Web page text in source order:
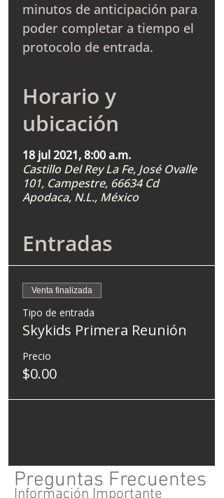
minutos de anticipación para
poder completar a tiempo el
protocolo de entrada.
Horario y
ubicación
18 jul 2021, 8:00 a.m.
Castillo Del Rey La Fe, José Ovalle
101, Campestre, 66634 Cd
Apodaca, N.L., México
Entradas
Venta finalizada
Tipo de entrada
Skykids Primera Reunión
Precio
$0.00
Preguntas Frecuentes
Información Importante